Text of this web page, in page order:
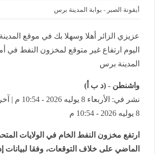
أيقونة الصبر - بوابة المدينة برس
عزيزي الزائر أهلا وسهلا بك في موقع
اليوم ارتفاع غير متوقع لمخزون النفط في
المدينة برس
واشنطن - (د ب أ)
نشر في:
8 يوليه 2026 - 10:54 م
ارتفع مخزون النفط الخام في الولايات
الماضي على خلاف التوقعات، وفقا لبيانات